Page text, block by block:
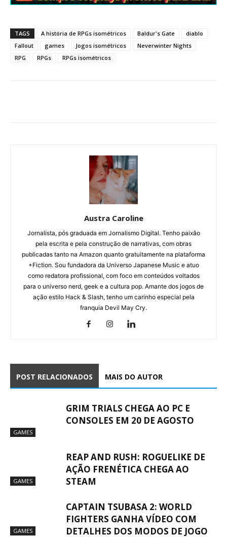
TAGS A história de RPGs isométricos Baldur's Gate
diablo
Fallout
games Jogos isométricos
Neverwinter Nights
RPG
RPGs RPGs isométricos
Austra Caroline
Jornalista, pós graduada em Jornalismo Digital. Tenho paixão
pela escrita e pela construção de narrativas, com obras
publicadas tanto na Amazon quanto gratuitamente na plataforma
+Fiction. Sou fundadora da Universo Japanese Music e atuo
como redatora profissional, com foco em conteúdos voltados
para o universo nerd, geek e a cultura pop. Amante dos jogos de
ação estilo Hack & Slash, tenho um carinho especial pela
franquia Devil May Cry.
POST RELACIONADOS MAIS DO AUTOR
GAMES
GRIM TRIALS CHEGA AO PC E
CONSOLES EM 20 DE AGOSTO
GAMES
REAP AND RUSH: ROGUELIKE DE
AÇÃO FRENÉTICA CHEGA AO
STEAM
GAMES
CAPTAIN TSUBASA 2: WORLD
FIGHTERS GANHA VÍDEO COM
DETALHES DOS MODOS DE JOGO